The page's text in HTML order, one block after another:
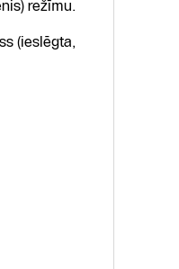
režīmu.
(ieslēgta,